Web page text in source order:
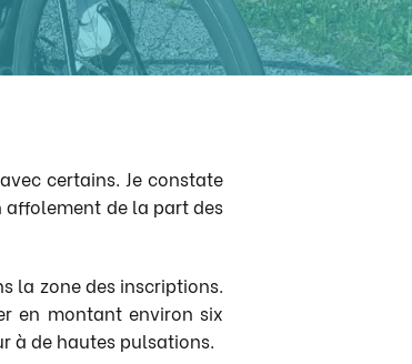
certains. Je constate
affolement de la part des
la zone des inscriptions.
en montant environ six
à de hautes pulsations.